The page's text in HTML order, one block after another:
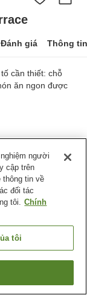
Đánh giá Thông
cần thiết: chỗ
ăn ngon được
Hita
người
cập trên
thông tin về
đối tác
tôi. Chính
tôi